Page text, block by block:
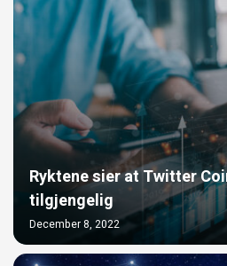
Ryktene sier at Twitter
tilgjengelig
December 8, 2022